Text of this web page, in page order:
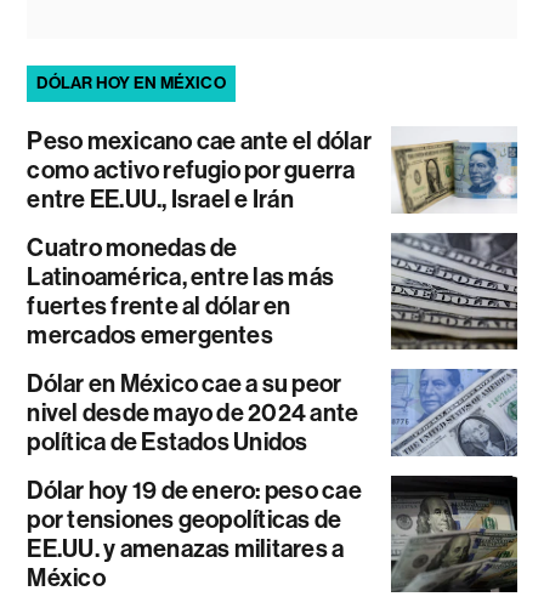
DÓLAR HOY EN MÉXICO
Peso mexicano cae ante el dólar
como activo refugio por guerra
entre EE.UU., Israel e Irán
Cuatro monedas de
Latinoamérica, entre las más
fuertes frente al dólar en
mercados emergentes
Dólar en México cae a su peor
nivel desde mayo de 2024 ante
política de Estados Unidos
Dólar hoy 19 de enero: peso cae
por tensiones geopolíticas de
EE.UU. y amenazas militares a
México